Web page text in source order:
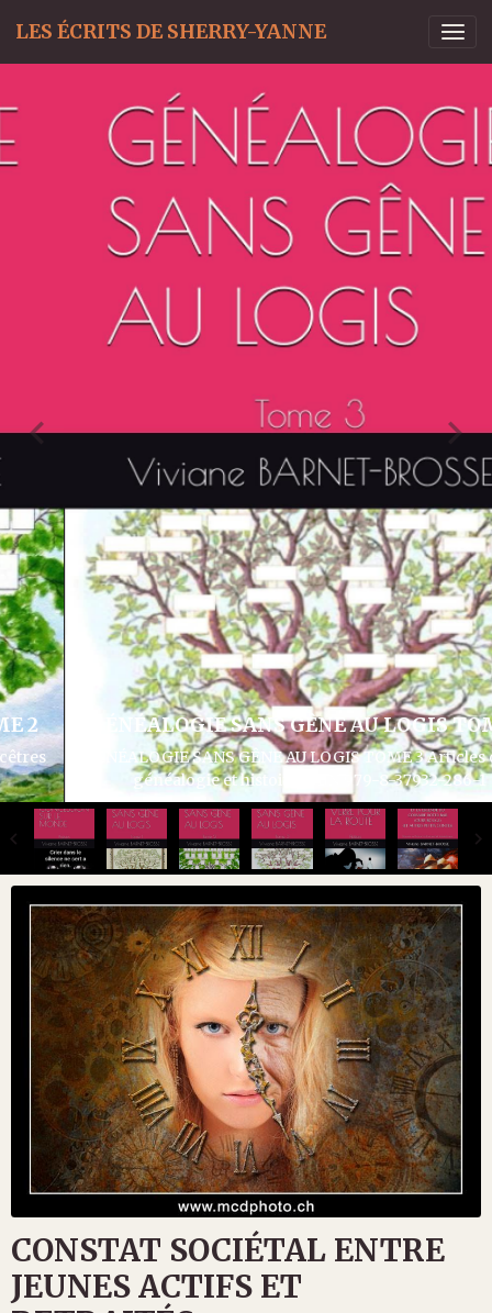
LES ÉCRITS DE SHERRY-YANNE
TOME 3
Articles divers
286-1
UN DERNIER VERRE POUR
UN DERNIER VERRE POUR LA ROUTE
l'alcoolisme ISBN 979-8-382027-
CONSTAT SOCIÉTAL ENTRE
JEUNES ACTIFS ET